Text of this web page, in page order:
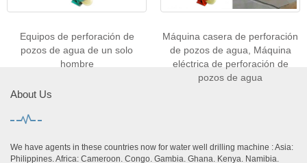
Equipos de perforación de
pozos de agua de un solo
hombre
Máquina casera de perforación
de pozos de agua, Máquina
eléctrica de perforación de
pozos de agua
About Us
We have agents in these countries now for water well drilling machine : Asia:
Philippines. Africa: Cameroon. Congo. Gambia. Ghana. Kenya. Namibia.